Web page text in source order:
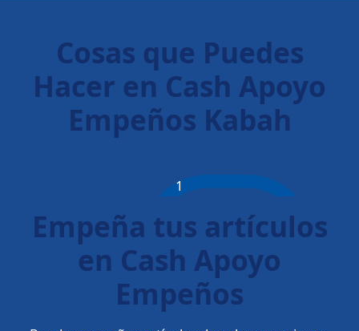
Cosas que Puedes
Hacer en Cash Apoyo
Empeños Kabah
1
Empeña tus artículos
en Cash Apoyo
Empeños